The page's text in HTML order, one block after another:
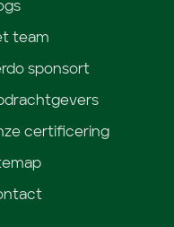
team
sponsort
certificering